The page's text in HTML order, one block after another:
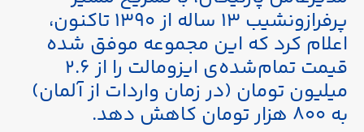
پرفرازونشیب ۱۳ ساله از ۱۳۹۰ تاکنون،
اعلام کرد که این مجموعه موفق شده
قیمت تمام‌شده‌ی ایزومالت را از ۲.۶
میلیون تومان (در زمان واردات از آلمان)
به ۸۰۰ هزار تومان کاهش دهد.